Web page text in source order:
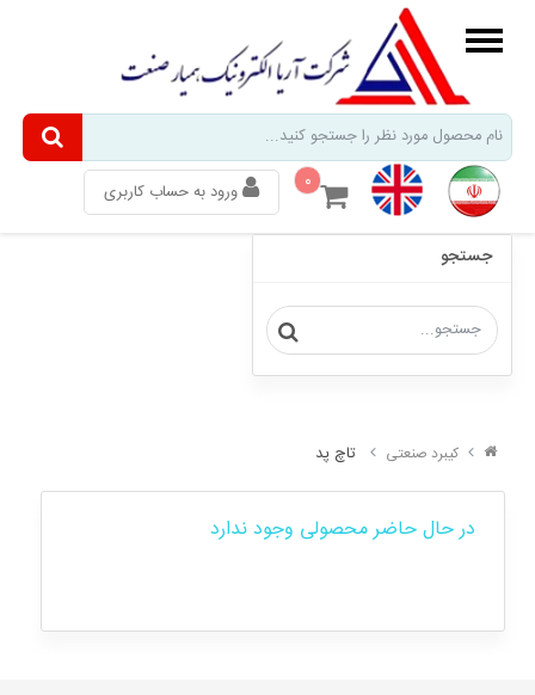
۰ ورود به حساب کاربری Alarm
Annunciator
Signal
تجهیزات
جانبی
کیبرد
جستجو
کیبرد صنعتی تاچ پد
در حال حاضر محصولی وجود ندارد